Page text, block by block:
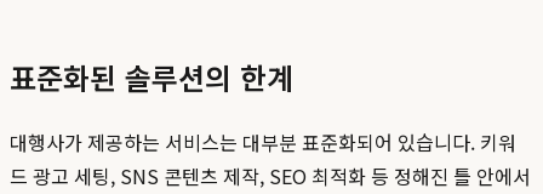
표준화된 솔루션의 한계
대행사가 제공하는 서비스는 대부분 표준화되어 있습니다. 키워
드 광고 세팅, SNS 콘텐츠 제작, SEO 최적화 등 정해진 틀 안에서